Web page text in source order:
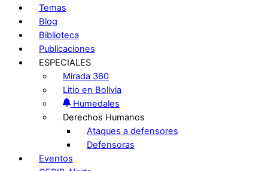
Temas
Blog
Biblioteca
Publicaciones
ESPECIALES
Mirada 360
Litio en Bolivia
Humedales
Derechos Humanos
Ataques a defensores
Defensoras
Eventos